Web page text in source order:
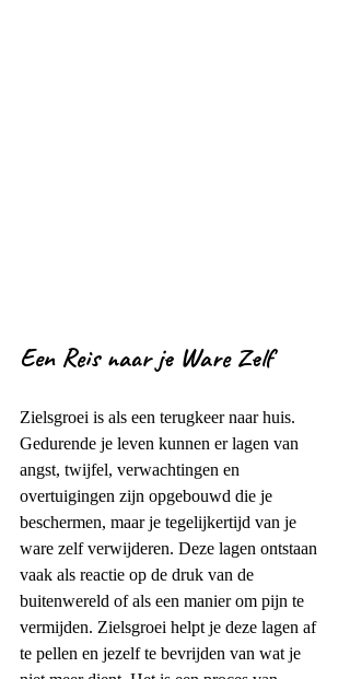
Een Reis naar je Ware Zelf
Zielsgroei is als een terugkeer naar huis.
Gedurende je leven kunnen er lagen van
angst, twijfel, verwachtingen en
overtuigingen zijn opgebouwd die je
beschermen, maar je tegelijkertijd van je
ware zelf verwijderen. Deze lagen ontstaan
vaak als reactie op de druk van de
buitenwereld of als een manier om pijn te
vermijden. Zielsgroei helpt je deze lagen af
te pellen en jezelf te bevrijden van wat je